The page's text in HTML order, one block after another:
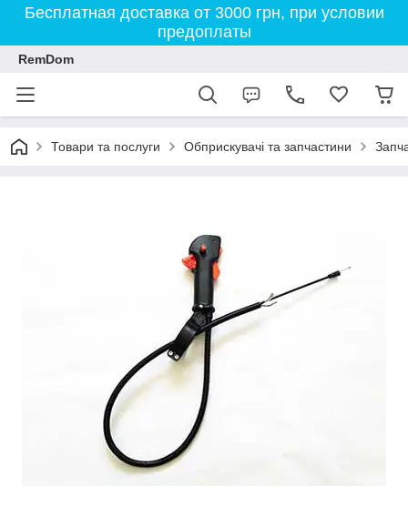
Бесплатная доставка от 3000 грн, при условии
предоплаты
RemDom
Товари та послуги Обприскувачі та запчастини